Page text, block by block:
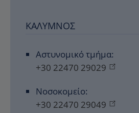
ΚΆΛΥΜΝΟΣ
Αστυνομικό τμήμα:
+30 22470 29029
Νοσοκομείο:
+30 22470 29049